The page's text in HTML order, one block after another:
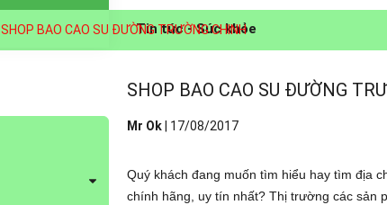
Tin tức - Sức khỏe
SHOP BAO CAO SU ĐƯỜNG TRƯỜNG CHINH
SHOP BAO CAO SU ĐƯỜNG
Mr Ok 17/08/2017
Quý khách đang muốn tìm hiểu hay tìm địa
chính hãng, uy tín nhất? Thị trường các sản